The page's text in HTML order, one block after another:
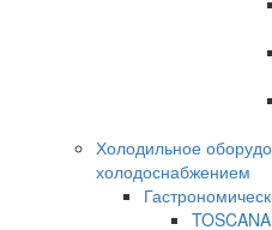
Холодильное
холодоснабжением